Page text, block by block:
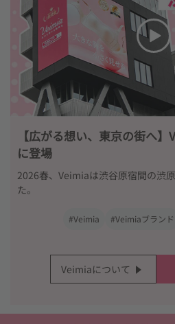
【広がる想い、東京の街へ
に登場
2026春、Veimiaは渋谷原宿間の渋
た。
#Veimia #Veimiaブランド
Veimiaについて